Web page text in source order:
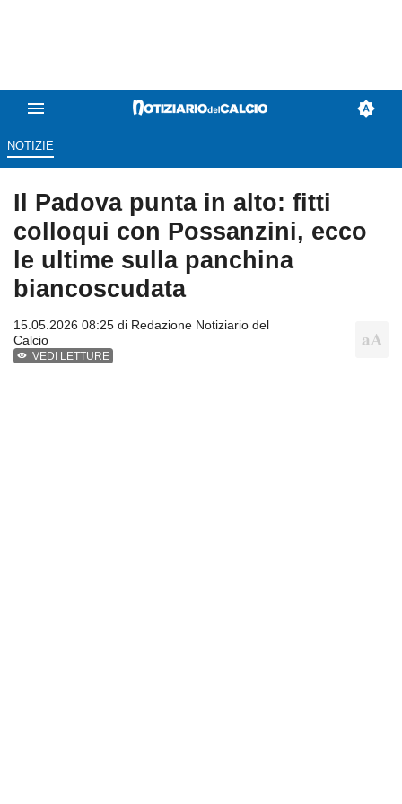
NOTIZIE
Il Padova punta in alto: fitti
colloqui con Possanzini, ecco
le ultime sulla panchina
biancoscudata
15.05.2026 08:25 di Redazione Notiziario del
Calcio
VEDI LETTURE